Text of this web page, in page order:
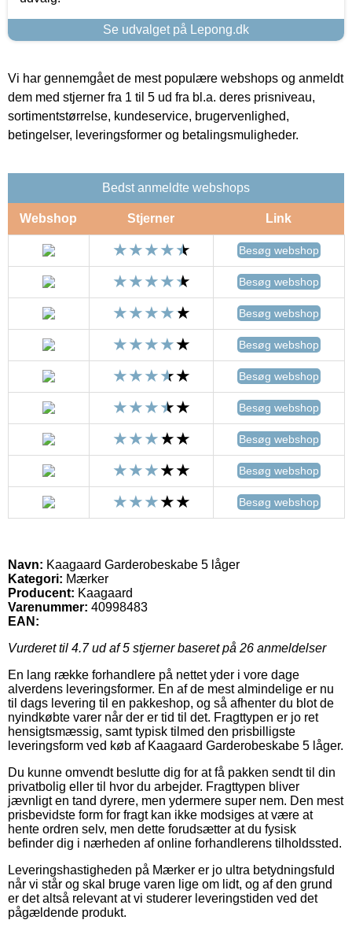
Se udvalget på Lepong.dk
Vi har gennemgået de mest populære webshops og anmeldt
dem med stjerner fra 1 til 5 ud fra bl.a. deres prisniveau,
sortimentstørrelse, kundeservice, brugervenlighed,
betingelser, leveringsformer og betalingsmuligheder.
Bedst anmeldte webshops
Webshop Stjerner Link
Besøg webshop
Besøg webshop
Besøg webshop
Besøg webshop
Besøg webshop
Besøg webshop
Besøg webshop
Besøg webshop
Besøg webshop
Navn: Kaagaard Garderobeskabe 5 låger
Kategori: Mærker
Producent: Kaagaard
Varenummer: 40998483
EAN:
Vurderet til 4.7ud af 5 stjerner baseret på 26 anmeldelser
En lang række forhandlere på nettet yder i vore dage
alverdens leveringsformer. En af de mest almindelige er nu
til dags levering til en pakkeshop, og så afhenter du blot de
nyindkøbte varer når der er tid til det. Fragttypen er jo ret
hensigtsmæssig, samt typisk tilmed den prisbilligste
leveringsform ved køb af Kaagaard Garderobeskabe 5 låger.
Du kunne omvendt beslutte dig for at få pakken sendt til din
privatbolig eller til hvor du arbejder. Fragttypen bliver
jævnligt en tand dyrere, men ydermere super nem. Den mest
prisbevidste form for fragt kan ikke modsiges at være at
hente ordren selv, men dette forudsætter at du fysisk
befinder dig i nærheden af online forhandlerens tilholdssted.
Leveringshastigheden på Mærker er jo ultra betydningsfuld
når vi står og skal bruge varen lige om lidt, og af den grund
er det altså relevant at vi studerer leveringstiden ved det
pågældende produkt.